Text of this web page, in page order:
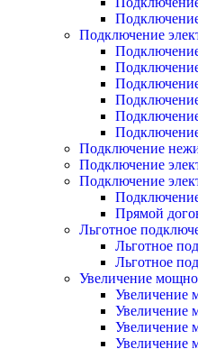
Подключение
Подключение
Подключение
Подключение
Прямой
Льготное
Льготное
Льготное
Увеличение
Увеличение
Увеличение
Увеличение
Увеличение